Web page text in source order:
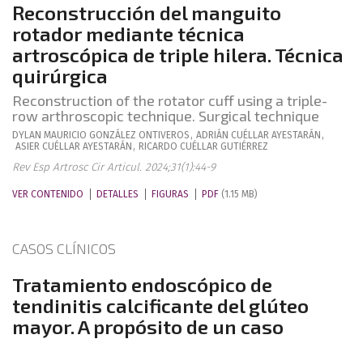
Reconstrucción del manguito
rotador mediante técnica
artroscópica de triple hilera. Técnica
quirúrgica
Reconstruction of the rotator cuff using a triple-
row arthroscopic technique. Surgical technique
DYLAN MAURICIO GONZÁLEZ ONTIVEROS , ADRIÁN CUÉLLAR AYESTARÁN ,
ASIER CUÉLLAR AYESTARÁN , RICARDO CUÉLLAR GUTIÉRREZ
Rev Esp Artrosc Cir Articul. 2024;31(1):44-9
VER CONTENIDO DETALLES FIGURAS PDF (1.15 MB)
CASOS CLÍNICOS
Tratamiento endoscópico de
tendinitis calcificante del glúteo
mayor. A propósito de un caso